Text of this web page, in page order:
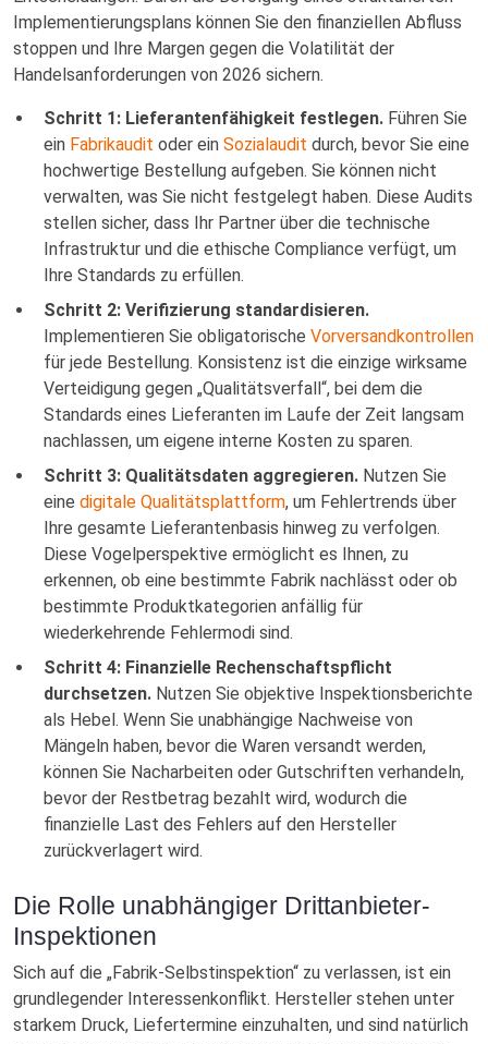
Implementierungsplans können Sie den finanziellen Abfluss
stoppen und Ihre Margen gegen die Volatilität der
Handelsanforderungen von 2026 sichern.
Schritt 1: Lieferantenfähigkeit festlegen. Führen Sie
ein Fabrikaudit oder ein Sozialaudit durch, bevor Sie eine
hochwertige Bestellung aufgeben. Sie können nicht
verwalten, was Sie nicht festgelegt haben. Diese Audits
stellen sicher, dass Ihr Partner über die technische
Infrastruktur und die ethische Compliance verfügt, um
Ihre Standards zu erfüllen.
Schritt 2: Verifizierung standardisieren.
Implementieren Sie obligatorische Vorversandkontrollen
für jede Bestellung. Konsistenz ist die einzige wirksame
Verteidigung gegen „Qualitätsverfall“, bei dem die
Standards eines Lieferanten im Laufe der Zeit langsam
nachlassen, um eigene interne Kosten zu sparen.
Schritt 3: Qualitätsdaten aggregieren. Nutzen Sie
eine digitale Qualitätsplattform, um Fehlertrends über
Ihre gesamte Lieferantenbasis hinweg zu verfolgen.
Diese Vogelperspektive ermöglicht es Ihnen, zu
erkennen, ob eine bestimmte Fabrik nachlässt oder ob
bestimmte Produktkategorien anfällig für
wiederkehrende Fehlermodi sind.
Schritt 4: Finanzielle Rechenschaftspflicht
durchsetzen. Nutzen Sie objektive Inspektionsberichte
als Hebel. Wenn Sie unabhängige Nachweise von
Mängeln haben, bevor die Waren versandt werden,
können Sie Nacharbeiten oder Gutschriften verhandeln,
bevor der Restbetrag bezahlt wird, wodurch die
finanzielle Last des Fehlers auf den Hersteller
zurückverlagert wird.
Die Rolle unabhängiger Drittanbieter-
Inspektionen
Sich auf die „Fabrik-Selbstinspektion“ zu verlassen, ist ein
grundlegender Interessenkonflikt. Hersteller stehen unter
starkem Druck, Liefertermine einzuhalten, und sind natürlich